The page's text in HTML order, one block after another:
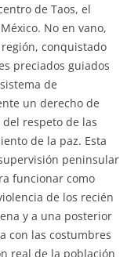
de Taos, el
No en vano,
conquistado
preciados guiados
de
un derecho de
respeto de las
de la paz. Esta
peninsular
funcionar como
de los recién
y a una posterior
con las costumbres
real de la población